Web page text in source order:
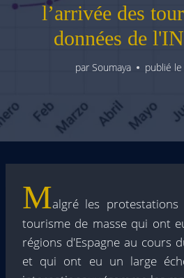
l’arrivée des
données de
par Soumaya publié le
Malgré les
tourisme de masse qui ont
régions d'Espagne au cours
et qui ont eu un large